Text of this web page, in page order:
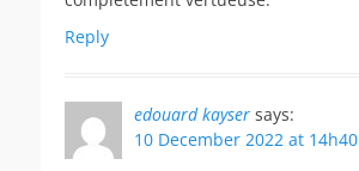
Reply
edouard kayser says:
10 December 2022 at 14h40